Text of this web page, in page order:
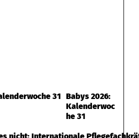
Babys 2026:
Kalenderwoc
he 31